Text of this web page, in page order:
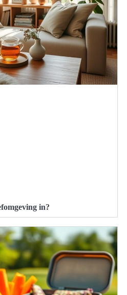
in?